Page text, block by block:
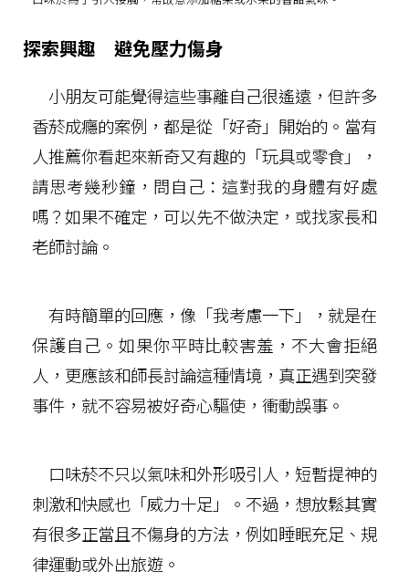
探索興趣 避免壓力傷身
小朋友可能覺得這些事離自己很遙遠，但許多
香菸成癮的案例，都是從「好奇」開始的。當有
人推薦你看起來新奇又有趣的「玩具或零食」，
請思考幾秒鐘，問自己：這對我的身體有好處
嗎？如果不確定，可以先不做決定，或找家長和
老師討論。
有時簡單的回應，像「我考慮一下」，就是在
保護自己。如果你平時比較害羞，不大會拒絕
人，更應該和師長討論這種情境，真正遇到突發
事件，就不容易被好奇心驅使，衝動誤事。
口味菸不只以氣味和外形吸引人，短暫提神的
刺激和快感也「威力十足」。不過，想放鬆其實
有很多正當且不傷身的方法，例如睡眠充足、規
律運動或外出旅遊。